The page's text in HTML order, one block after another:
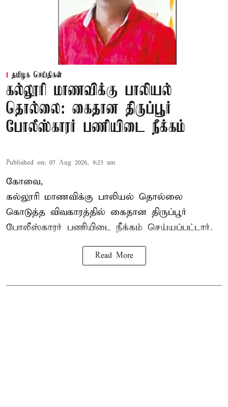
தமிழக செய்திகள்
கல்லூரி மாணவிக்கு பாலியல்
தொல்லை: கைதான திருப்பூர்
போலீஸ்காரர் பணியிடை நீக்கம்
Published on: 07 Aug 2026, 9:23 am
கோவை,
கல்லூரி மாணவிக்கு பாலியல் தொல்லை
கொடுத்த விவகாரத்தில் கைதான திருப்பூர்
போலீஸ்காரர் பணியிடை நீக்கம் செய்யப்பட்டார்.
Read More